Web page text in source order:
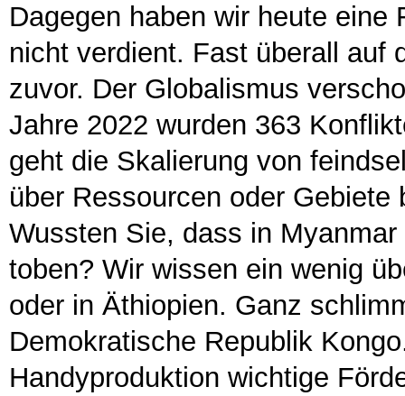
Dagegen haben wir heute eine
nicht verdient. Fast überall auf
zuvor. Der Globalismus
Jahre 2022 wurden 363
geht die Skalierung von
über Ressourcen oder
Wussten Sie, dass in
toben? Wir wissen ein wenig
oder in Äthiopien. Ganz
Demokratische Republik
Handyproduktion wichtige